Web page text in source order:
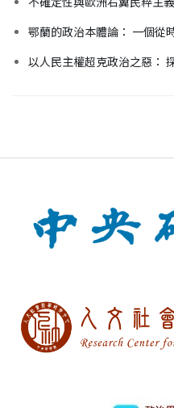
鄂蘭的政治本體論： 一個從
以人民主權超克政治之惡：